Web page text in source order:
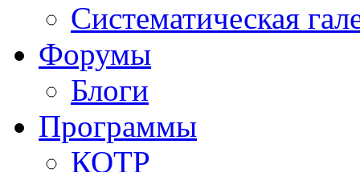
Систематическая
Форумы
Блоги
Программы
КОТР